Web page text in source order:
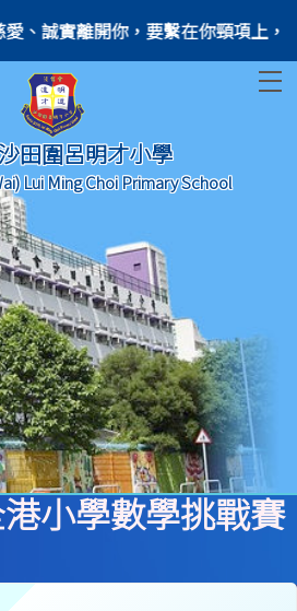
誠實離開你，要繫在你頸項上，
田圍呂明才小學
Lui Ming Choi Primary School
小學數學挑戰賽